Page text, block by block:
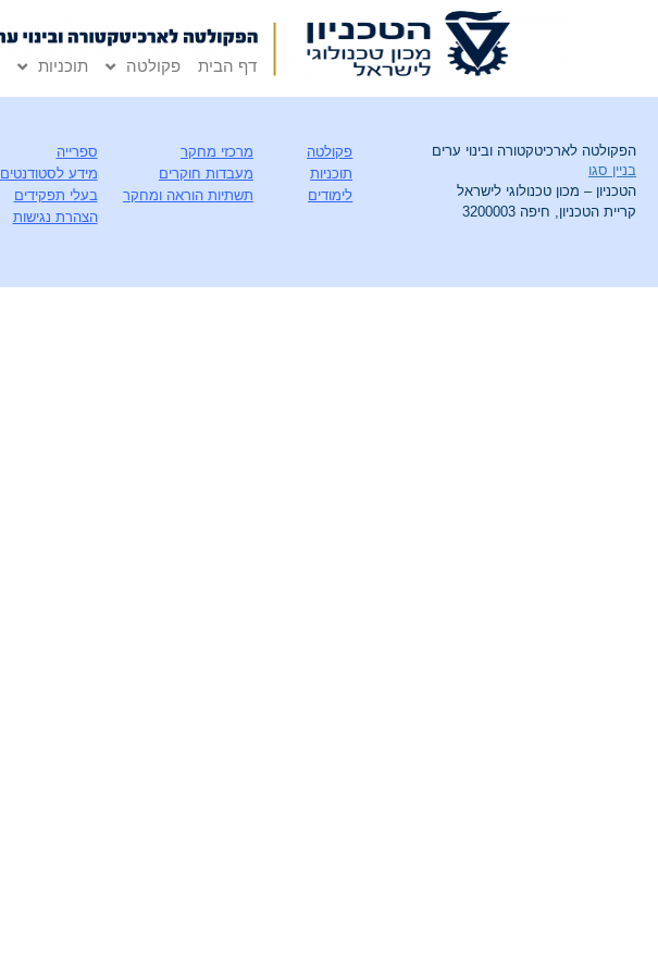
דף הבית פקולטה תוכניות
הפקולטה לארכיטקטורה ובינוי ערים
בניין סגו
הטכניון – מכון טכנולוגי לישראל
קריית הטכניון, חיפה 3200003
פקולטה
תוכניות
לימודים
מרכזי מחקר
מעבדות חוקרים
תשתיות הוראה ומחקר
ספרייה
מידע לסטודנטים
בעלי תפקידים
הצהרת נגישות